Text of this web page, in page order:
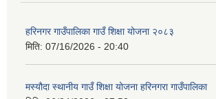
हरिनगर गाउँपालिका गाउँ शिक्षा योजना २०८३
मिति: 07/16/2026 - 20:40
मस्यौदा स्थानीय गाउँ शिक्षा योजना हरिनगरा गाउँपालिका